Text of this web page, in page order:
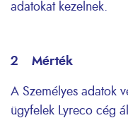
adatokat kezelnek.
2 Mérték
A Személyes adatok
ügyfelek Lyreco cég